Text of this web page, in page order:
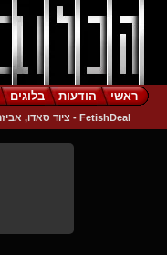
ראשי הודעות בלוגים
FetishDeal - ציוד סאדו, אביזרים והלבשה קינקית